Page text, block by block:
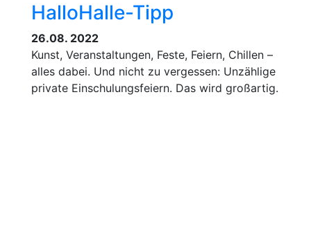
HalloHalle-Tipp
26.08. 2022
Kunst, Veranstaltungen, Feste, Feiern, Chillen –
alles dabei. Und nicht zu vergessen: Unzählige
private Einschulungsfeiern. Das wird großartig.